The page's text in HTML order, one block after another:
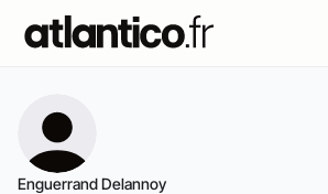
Enguerrand Delannoy